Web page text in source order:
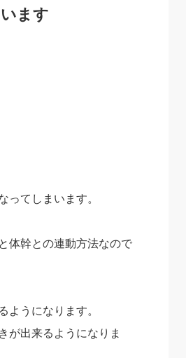
ます
ってしまいます。
体幹との連動方法なので
ようになります。
が出来るようになりま